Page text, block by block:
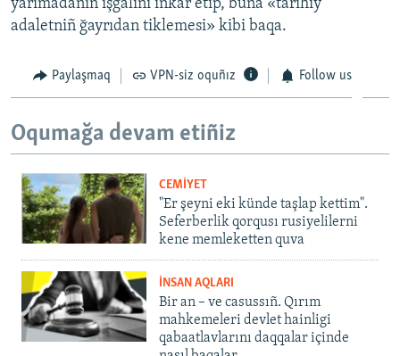
yarımadanıñ işğalini inkâr etip, buña «tarihiy
adaletniñ ğayrıdan tiklemesi» kibi baqa.
Paylaşmaq VPN-siz oquñız Follow us
Oqumağa devam etiñiz
CEMİYET
"Er şeyni eki künde taşlap kettim".
Seferberlik qorqusı rusiyelilerni
kene memleketten quva
İNSAN AQLARI
Bir an – ve casussıñ. Qırım
mahkemeleri devlet hainligi
qabaatlavlarını daqqalar içinde